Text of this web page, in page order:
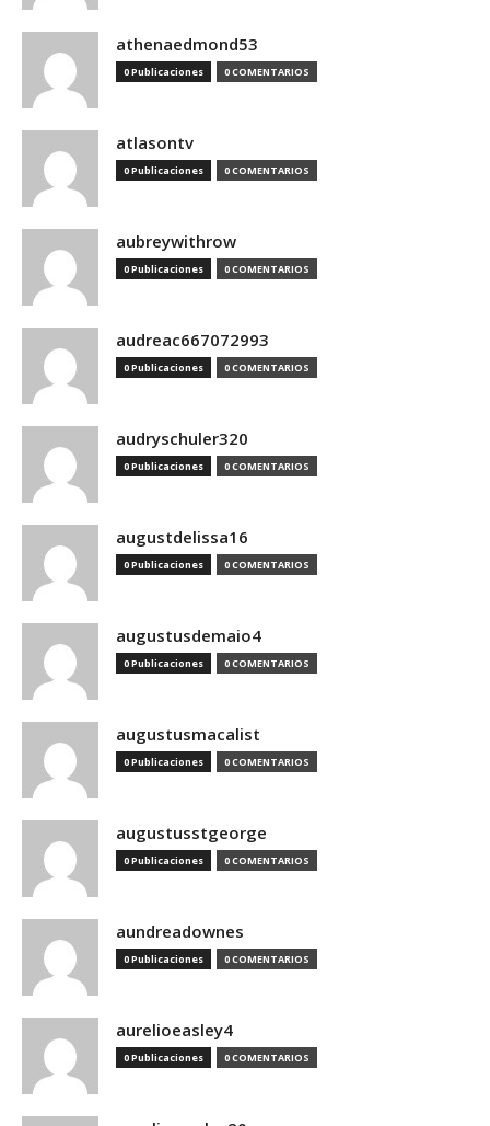
athenaedmond53
0 Publicaciones 0 COMENTARIOS
atlasontv
0 Publicaciones 0 COMENTARIOS
aubreywithrow
0 Publicaciones 0 COMENTARIOS
audreac667072993
0 Publicaciones 0 COMENTARIOS
audryschuler320
0 Publicaciones 0 COMENTARIOS
augustdelissa16
0 Publicaciones 0 COMENTARIOS
augustusdemaio4
0 Publicaciones 0 COMENTARIOS
augustusmacalist
0 Publicaciones 0 COMENTARIOS
augustusstgeorge
0 Publicaciones 0 COMENTARIOS
aundreadownes
0 Publicaciones 0 COMENTARIOS
aurelioeasley4
0 Publicaciones 0 COMENTARIOS